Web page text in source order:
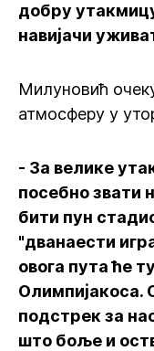
добру
навијачи
Милуновић
атмосферу у
- За велике
посебно звати
бити пун
"дванаести
овога пута ће
Олимпијакоса.
подстрек за
што боље и